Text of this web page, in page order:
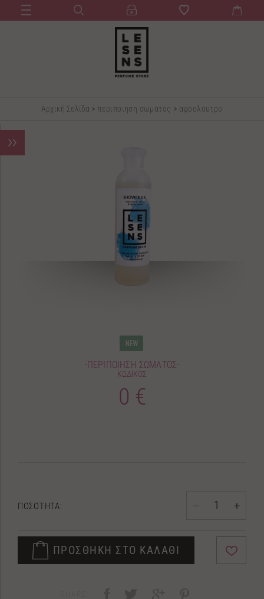
Αρχική Σελίδα > περιποιηση σωματος > αφρολουτρο
-ΠΕΡΙΠΟΙΗΣΗ ΣΩΜΑΤΟΣ-
ΚΩΔΙΚΟΣ
0 €
ΠΟΣΟΤΗΤΑ:
ΠΡΟΣΘΗΚΗ ΣΤΟ ΚΑΛΑΘΙ